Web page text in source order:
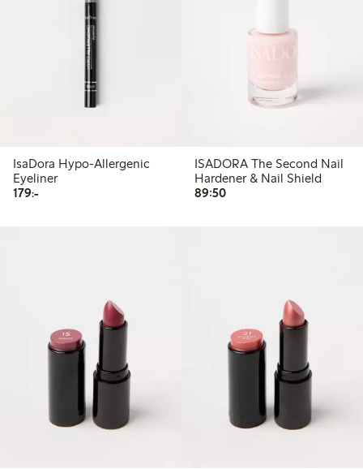
IsaDora Hypo-Allergenic
Eyeliner
179:-179,00 kr
ISADORA The Second Nail
Hardener & Nail Shield
89:5089,50 kr